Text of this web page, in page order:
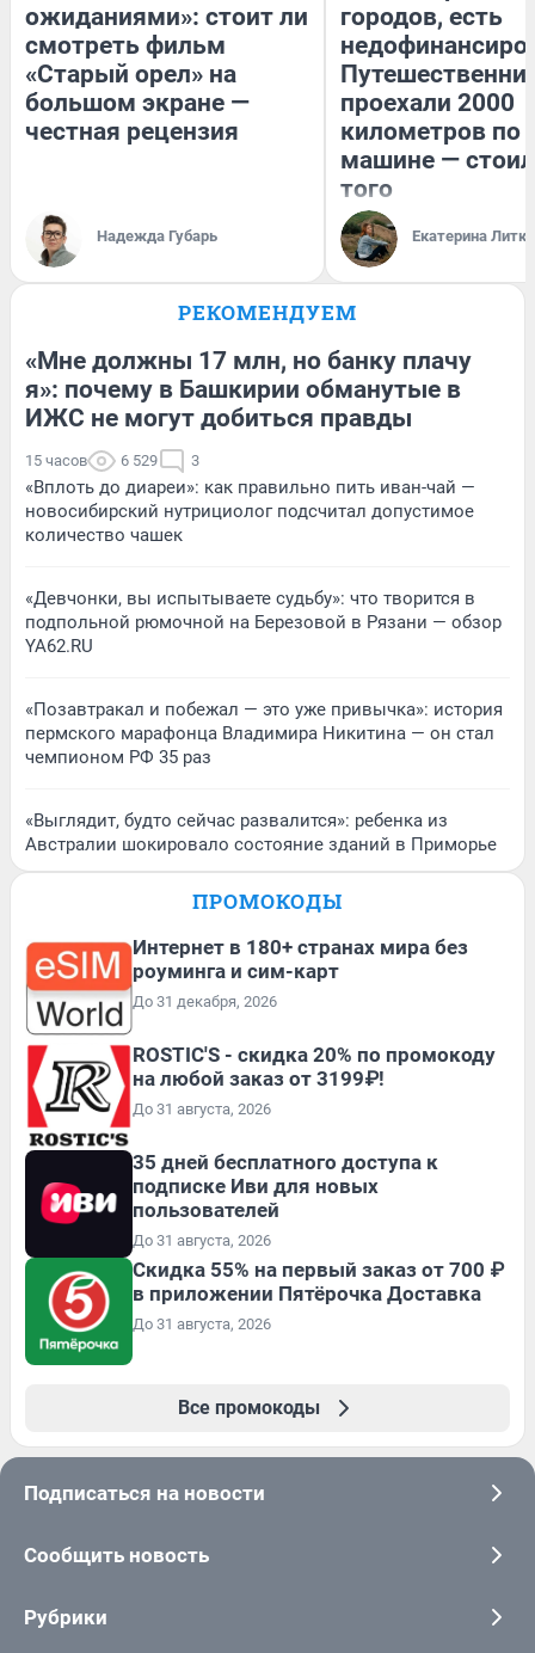
ожиданиями»: стоит ли
смотреть фильм
«Старый орел» на
большом экране —
честная рецензия
Надежда Губарь
городов, есть
проехали 2000
километров по
машине —
того
Екатерина
РЕКОМЕНДУЕМ
«Мне должны 17 млн, но банку плачу
я»: почему в Башкирии обманутые в
ИЖС не могут добиться правды
15 часов 6 529 3
«Вплоть до диареи»: как правильно пить иван-чай —
новосибирский нутрициолог подсчитал допустимое
количество чашек
«Девчонки, вы испытываете судьбу»: что творится в
подпольной рюмочной на Березовой в Рязани — обзор
YA62.RU
«Позавтракал и побежал — это уже привычка»: история
пермского марафонца Владимира Никитина — он стал
чемпионом РФ 35 раз
«Выглядит, будто сейчас развалится»: ребенка из
Австралии шокировало состояние зданий в Приморье
ПРОМОКОДЫ
Интернет в 180+ странах мира без
роуминга и сим-карт
До 31 декабря, 2026
ROSTIC'S - скидка 20% по промокоду
на любой заказ от 3199₽!
До 31 августа, 2026
35 дней бесплатного доступа к
подписке Иви для новых
пользователей
До 31 августа, 2026
Скидка 55% на первый заказ от 700 ₽
в приложении Пятёрочка Доставка
До 31 августа, 2026
Все промокоды
Подписаться на новости
Сообщить новость
Рубрики